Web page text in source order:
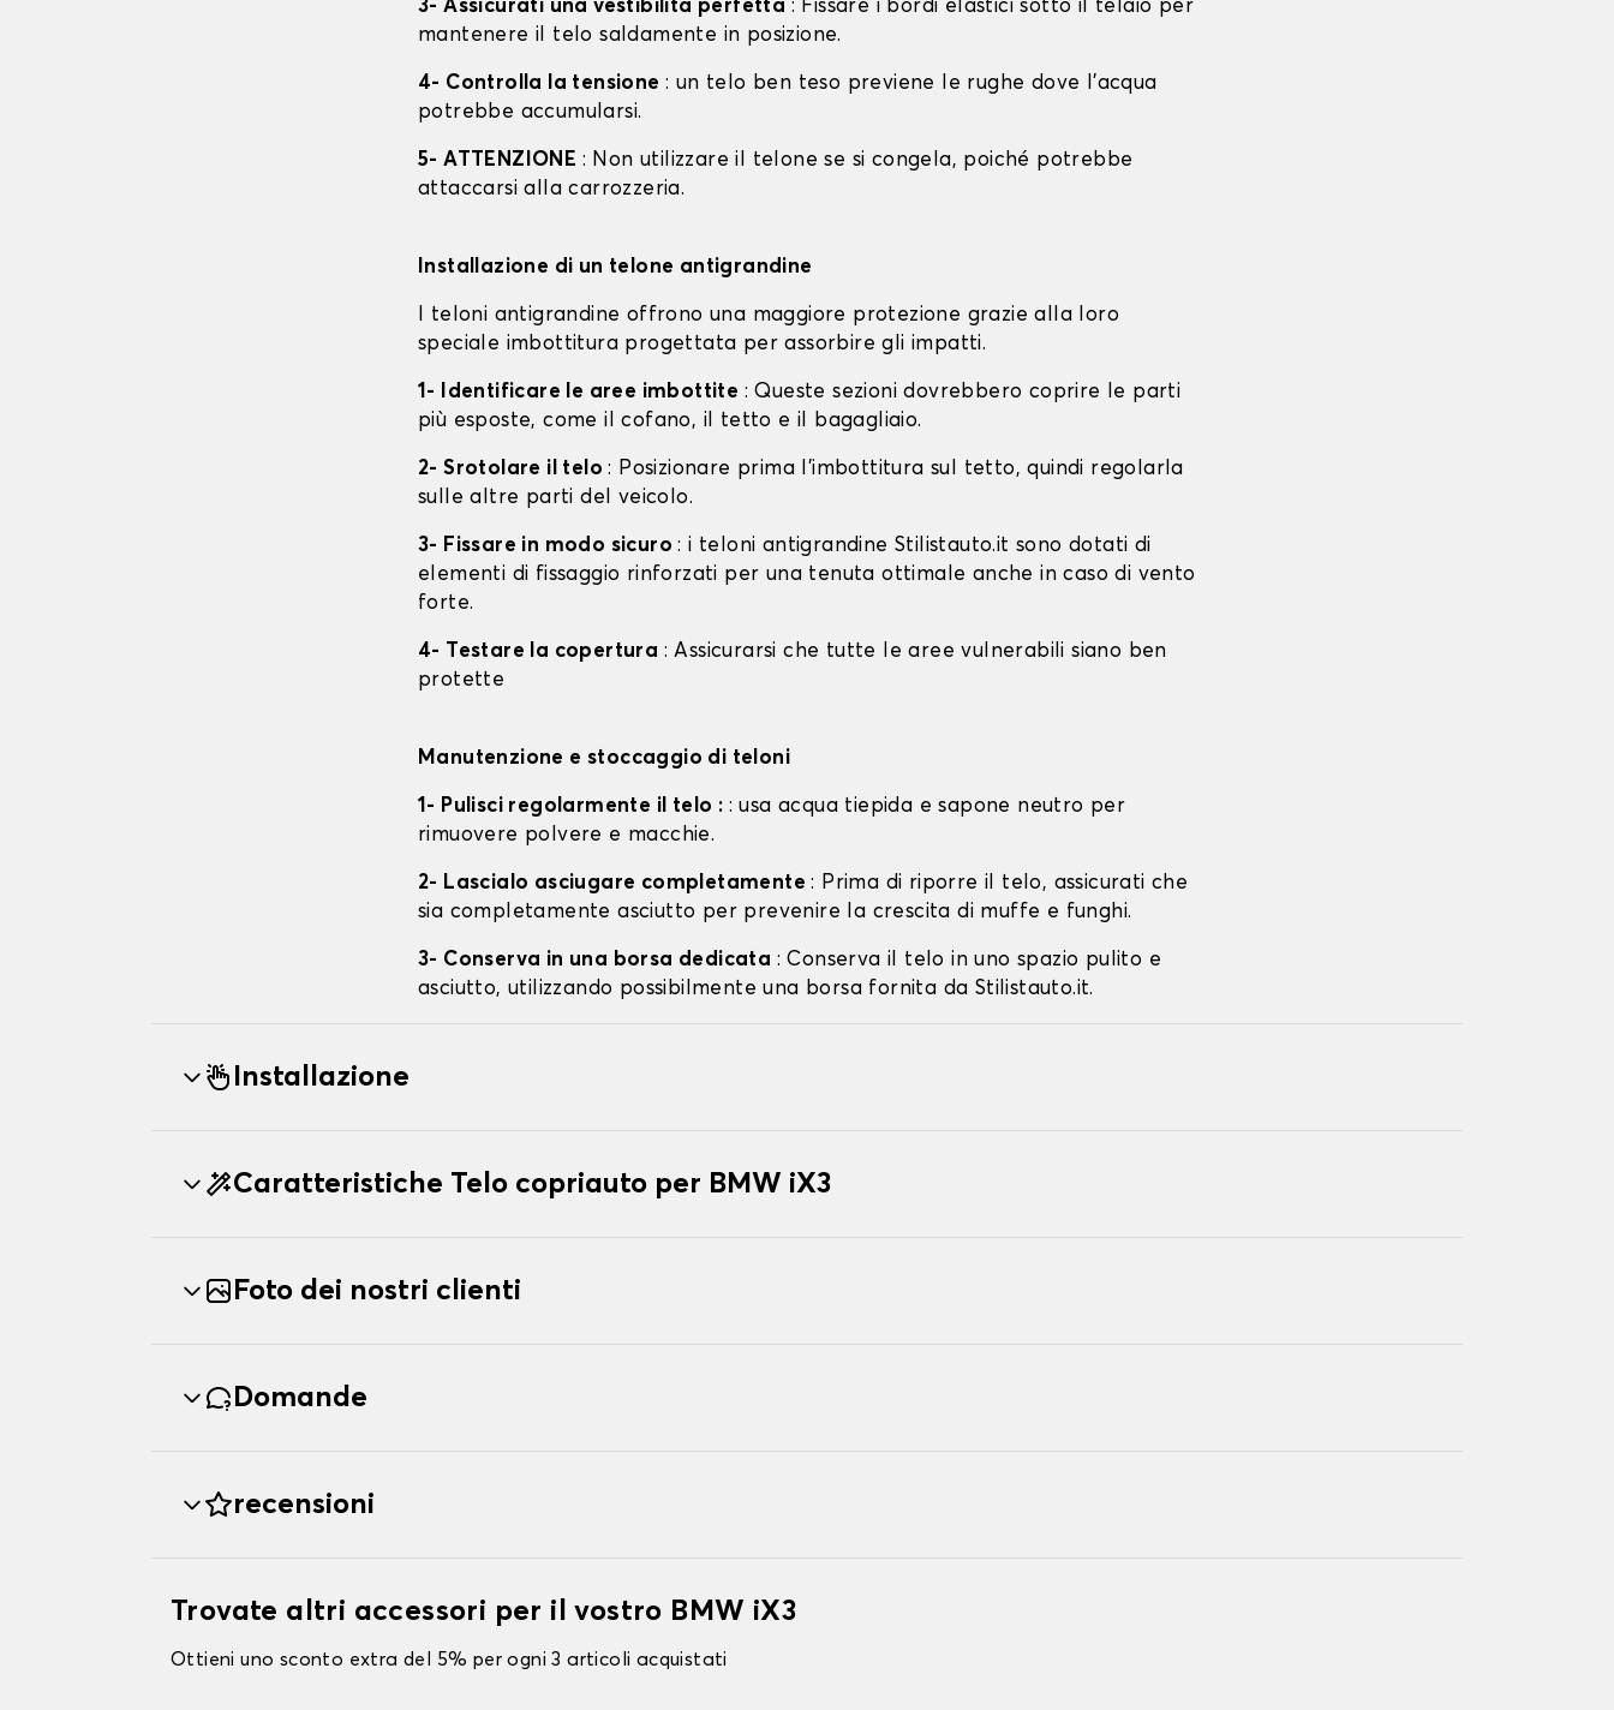
3- Assicurati una vestibilità perfetta : Fissare i bordi elastici sotto il telaio per
mantenere il telo saldamente in posizione.
4- Controlla la tensione : un telo ben teso previene le rughe dove l'acqua
potrebbe accumularsi.
5- ATTENZIONE : Non utilizzare il telone se si congela, poiché potrebbe
attaccarsi alla carrozzeria.
Installazione di un telone antigrandine
I teloni antigrandine offrono una maggiore protezione grazie alla loro
speciale imbottitura progettata per assorbire gli impatti.
1- Identificare le aree imbottite : Queste sezioni dovrebbero coprire le parti
più esposte, come il cofano, il tetto e il bagagliaio.
2- Srotolare il telo: Posizionare prima l'imbottitura sul tetto, quindi regolarla
sulle altre parti del veicolo.
3- Fissare in modo sicuro: i teloni antigrandine Stilistauto.it sono dotati di
elementi di fissaggio rinforzati per una tenuta ottimale anche in caso di vento
forte.
4- Testare la copertura : Assicurarsi che tutte le aree vulnerabili siano ben
protette
Manutenzione e stoccaggio di teloni
1- Pulisci regolarmente il telo : : usa acqua tiepida e sapone neutro per
rimuovere polvere e macchie.
2- Lascialo asciugare completamente: Prima di riporre il telo, assicurati che
sia completamente asciutto per prevenire la crescita di muffe e funghi.
3- Conserva in una borsa dedicata : Conserva il telo in uno spazio pulito e
asciutto, utilizzando possibilmente una borsa fornita da Stilistauto.it.
Installazione
Caratteristiche Telo copriauto per BMW iX3
Foto dei nostri clienti
Domande
recensioni
Trovate altri accessori per il vostro BMW iX3
Ottieni uno sconto extra del 5% per ogni 3 articoli acquistati